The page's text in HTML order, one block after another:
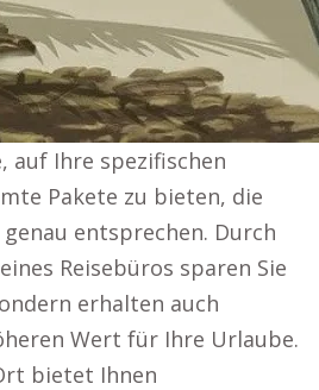
auf Ihre spezifischen
Pakete zu bieten, die
entsprechen. Durch
Reisebüros sparen Sie
erhalten auch
Wert für Ihre Urlaube.
bietet Ihnen